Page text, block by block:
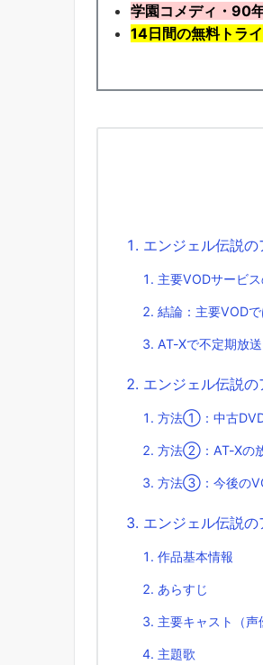
学園コメディ・90
14日間の無料トラ
エンジェル伝説
主要VODサービ
結論：主要VOD
AT-Xで不定期放
エンジェル伝説
方法①：中古
方法②：AT-Xの
方法③：今後の
エンジェル伝説
作品基本情報
あらすじ
主要キャスト（声
主題歌